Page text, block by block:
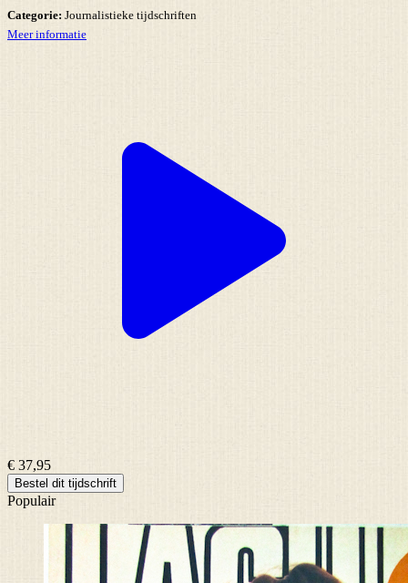
Categorie: Journalistieke tijdschriften
Meer informatie
€ 37,95
Bestel dit tijdschrift
Populair